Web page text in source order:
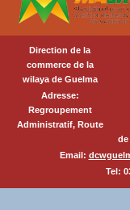
Direction de la
commerce de la
wilaya de Guelma
Adresse:
Regroupement
Administratif, Route
de
Email:
Tel: